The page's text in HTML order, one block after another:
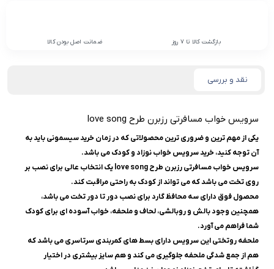
بازگشت کالا تا 7 روز ضمانت اصل بودن کالا
نقد و بررسی
سرویس خواب مسافرتی رزبرن طرح love song
یکی از مهم ترین و ضروری ترین محصولاتی که در زمان خرید سیسمونی باید به
آن توجه کنید، خرید سرویس خواب نوزاد و کودک می باشد.
سرویس خواب مسافرتی رزبرن طرح love song یک انتخاب عالی برای نصب بر
روی تخت می باشد که می تواند از کودک به راحتی مراقبت کند.
محصول فوق دارای سه محافظ گارد برای نصب دور تا دور تخت می باشد،
همچنین وجود بالش و روبالشی، لحاف و ملحفه، خواب آسوده ای برای کودک
شما فراهم می آورد.
ملحفه روتختی این سرویس دارای بسط های کمربندی سرتاسری می باشد که
هم از جمع شدگی ملحفه جلوگیری می کند و هم سایز بیشتری در اختیار